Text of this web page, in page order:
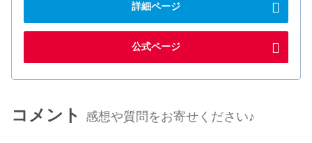
詳細ページ
公式ページ
コメント 感想や質問をお寄せください♪